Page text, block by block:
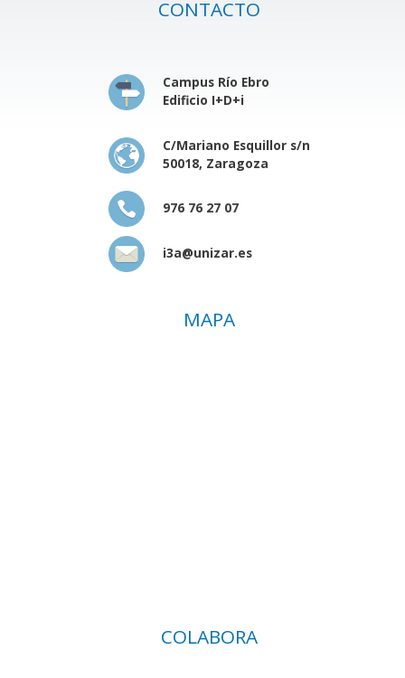
CONTACTO
Campus Río Ebro
Edificio I+D+i
C/Mariano Esquillor s/n
50018, Zaragoza
976 76 27 07
i3a@unizar.es
MAPA
COLABORA